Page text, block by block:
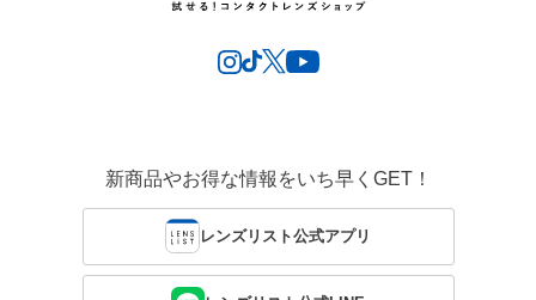
新商品やお得な情報をいち早くGET！
レンズリスト公式アプリ